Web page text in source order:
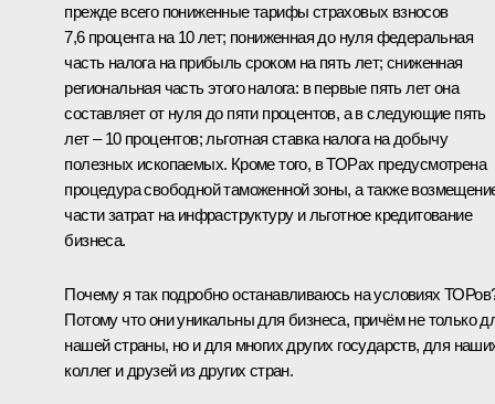
прежде всего пониженные тарифы страховых взносов
7,6 процента на 10 лет; пониженная до нуля федеральная
часть налога на прибыль сроком на пять лет; сниженная
региональная часть этого налога: в первые пять лет она
составляет от нуля до пяти процентов, а в следующие пять
лет – 10 процентов; льготная ставка налога на добычу
полезных ископаемых. Кроме того, в ТОРах предусмотрена
процедура свободной таможенной зоны, а также
части затрат на инфраструктуру и льготное кредитование
бизнеса.
Почему я так подробно останавливаюсь на условиях
Потому что они уникальны для бизнеса, причём не только
нашей страны, но и для многих других государств, для
коллег и друзей из других стран.